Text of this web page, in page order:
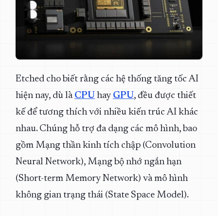
Etched cho biết rằng các hệ thống tăng tốc AI
hiện nay, dù là CPU hay GPU, đều được thiết
kế để tương thích với nhiều kiến trúc AI khác
nhau. Chúng hỗ trợ đa dạng các mô hình, bao
gồm Mạng thần kinh tích chập (Convolution
Neural Network), Mạng bộ nhớ ngắn hạn
(Short-term Memory Network) và mô hình
không gian trạng thái (State Space Model).